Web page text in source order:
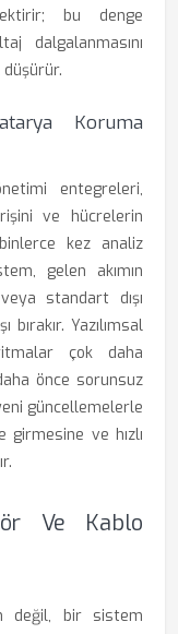
bu denge
dalgalanmasını
düşürür.
Koruma
entegreleri,
ve hücrelerin
kez analiz
gelen akımın
standart dışı
bırakır. Yazılımsal
çok daha
önce sorunsuz
güncellemelerle
ve hızlı
Ve Kablo
değil, bir sistem